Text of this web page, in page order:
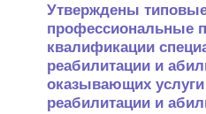
Утверждены
профессиональные
квалификации
реабилитации и
оказывающих
реабилитации и